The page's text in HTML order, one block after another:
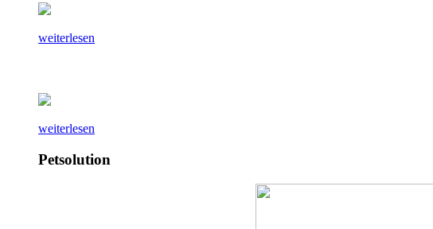
weiterlesen
weiterlesen
Petsolution